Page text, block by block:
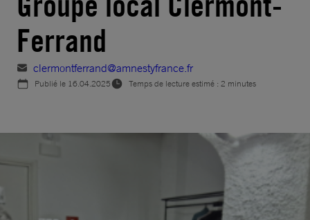
Ferrand
clermontferrand@amnestyfrance.fr
Publié le 16.04.2025 Temps de lecture estimé : 2 minutes